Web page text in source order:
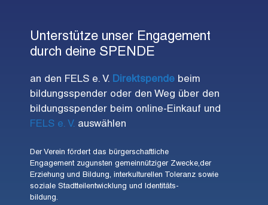
Unterstütze unser Engagement
durch deine SPENDE
an den FELS e. V. Direktspende beim
bildungsspender oder den Weg über den
bildungsspender beim online-Einkauf und
FELS e. V. auswählen
Der Verein fördert das bürgerschaftliche
Engagement zugunsten gemeinnütziger Zwecke,der
Erziehung und Bildung, interkulturellen Toleranz sowie
soziale Stadtteilentwicklung und Identitäts-
bildung.